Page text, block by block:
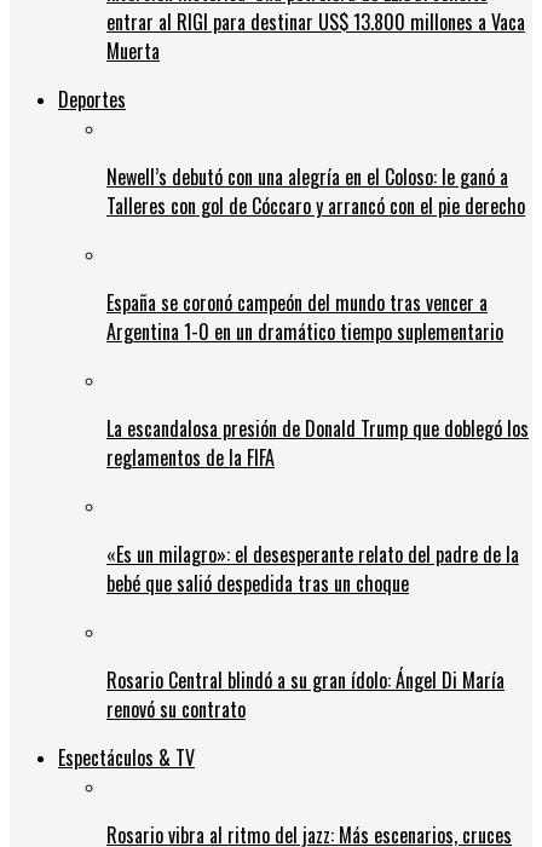
entrar al RIGI para destinar US$ 13.800 millones a Vaca
Muerta
Deportes
Newell’s debutó con una alegría en el Coloso: le ganó a
Talleres con gol de Cóccaro y arrancó con el pie derecho
España se coronó campeón del mundo tras vencer a
Argentina 1-0 en un dramático tiempo suplementario
La escandalosa presión de Donald Trump que doblegó los
reglamentos de la FIFA
«Es un milagro»: el desesperante relato del padre de la
bebé que salió despedida tras un choque
Rosario Central blindó a su gran ídolo: Ángel Di María
renovó su contrato
Espectáculos & TV
Rosario vibra al ritmo del jazz: Más escenarios, cruces